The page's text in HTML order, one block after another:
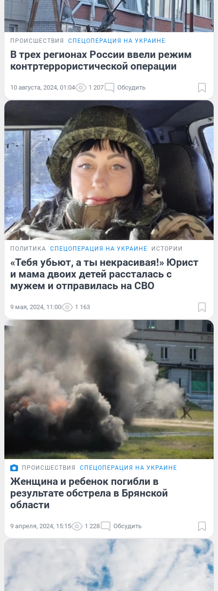
ПРОИСШЕСТВИЯ СПЕЦОПЕРАЦИЯ НА УКРАИНЕ
В трех регионах России ввели режим
контртеррористической операции
10 августа, 2024, 01:04 1 207 Обсудить
ПОЛИТИКА СПЕЦОПЕРАЦИЯ НА УКРАИНЕ ИСТОРИИ
«Тебя убьют, а ты некрасивая!» Юрист
и мама двоих детей рассталась с
мужем и отправилась на СВО
9 мая, 2024, 11:00 1 163
ПРОИСШЕСТВИЯ СПЕЦОПЕРАЦИЯ НА УКРАИНЕ
Женщина и ребенок погибли в
результате обстрела в Брянской
области
9 апреля, 2024, 15:15 1 228 Обсудить